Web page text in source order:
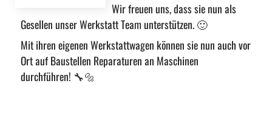
Wir freuen uns, dass sie nun als
Gesellen unser Werkstatt Team unterstützen.🙂
Mit ihren eigenen Werkstattwagen können sie nun auch vor
Ort auf Baustellen Reparaturen an Maschinen
durchführen! 🔧🔩